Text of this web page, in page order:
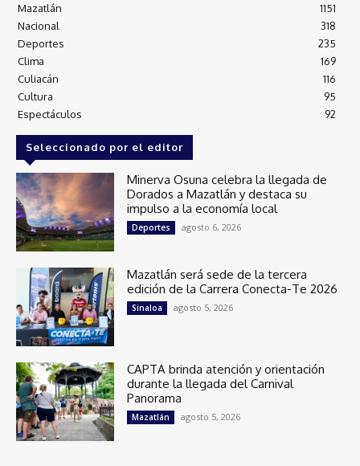
Mazatlán
1151
Nacional
318
Deportes
235
Clima
169
Culiacán
116
Cultura
95
Espectáculos
92
Seleccionado por el editor
Minerva Osuna celebra la llegada de
Dorados a Mazatlán y destaca su
impulso a la economía local
Deportes agosto 6, 2026
Mazatlán será sede de la tercera
edición de la Carrera Conecta-Te 2026
Sinaloa agosto 5, 2026
CAPTA brinda atención y orientación
durante la llegada del Carnival
Panorama
Mazatlán agosto 5, 2026